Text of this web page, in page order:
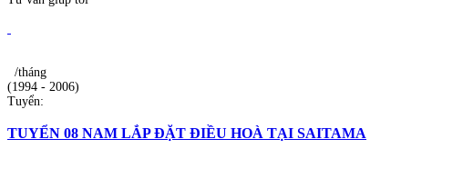
/tháng
(1994 - 2006)
Tuyển:
TUYỂN 08 NAM LẮP ĐẶT ĐIỀU HOÀ TẠI SAITAMA